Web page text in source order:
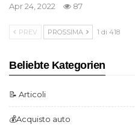
Apr 24, 2022 87
PREV PROSSIMA 1 di 418
Beliebte Kategorien
📝 Articoli
💰Acquisto auto